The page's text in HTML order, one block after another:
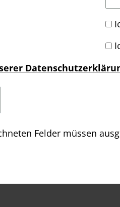
Felder müssen